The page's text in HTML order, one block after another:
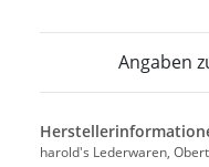
Angaben
harold's Lederwaren,